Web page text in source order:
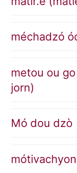
méchadzó
metou ou
jorn)
Mó dou dzò